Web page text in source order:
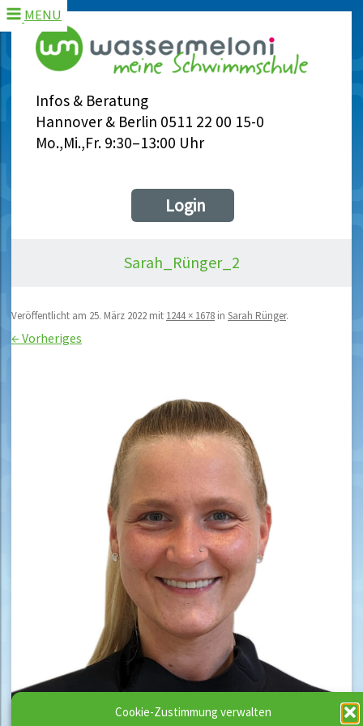
Cookie-Zustimmung verwalten
Infos & Beratung
Hannover & Berlin 0511 22 00 15-0
Mo.,Mi.,Fr. 9:30–13:00 Uhr
MENU
Login
Sarah_Rünger_2
Veröffentlicht am 25. März 2022 mit 1244 × 1678 in Sarah Rünger.
← Vorheriges